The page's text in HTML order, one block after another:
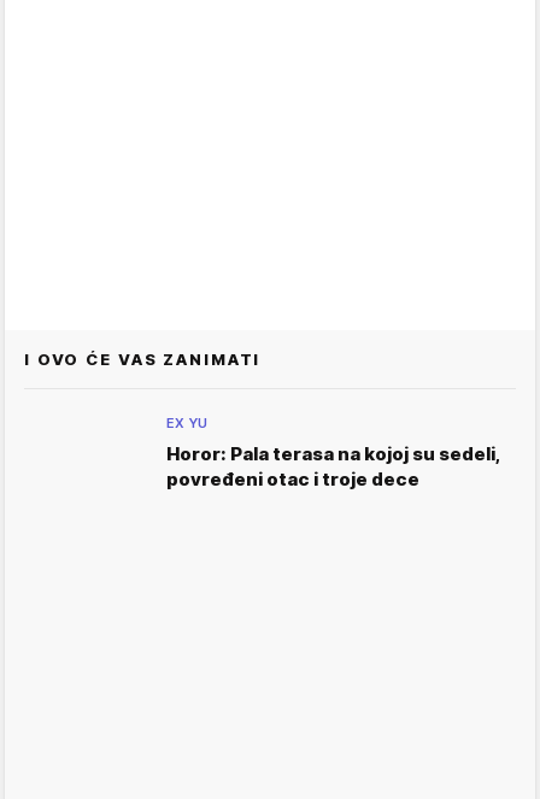
I OVO ĆE VAS ZANIMATI
EX YU
Horor: Pala terasa na kojoj su sedeli,
povređeni otac i troje dece